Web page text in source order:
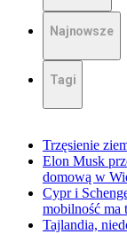
Najnowsze
Tagi
Trzęsienie
Elon Musk
domową w
Cypr i
mobilność ma
Tajlandia,